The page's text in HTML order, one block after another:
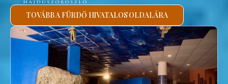
TOVÁBB A FÜRDŐ HIVATALOS OLDALÁRA